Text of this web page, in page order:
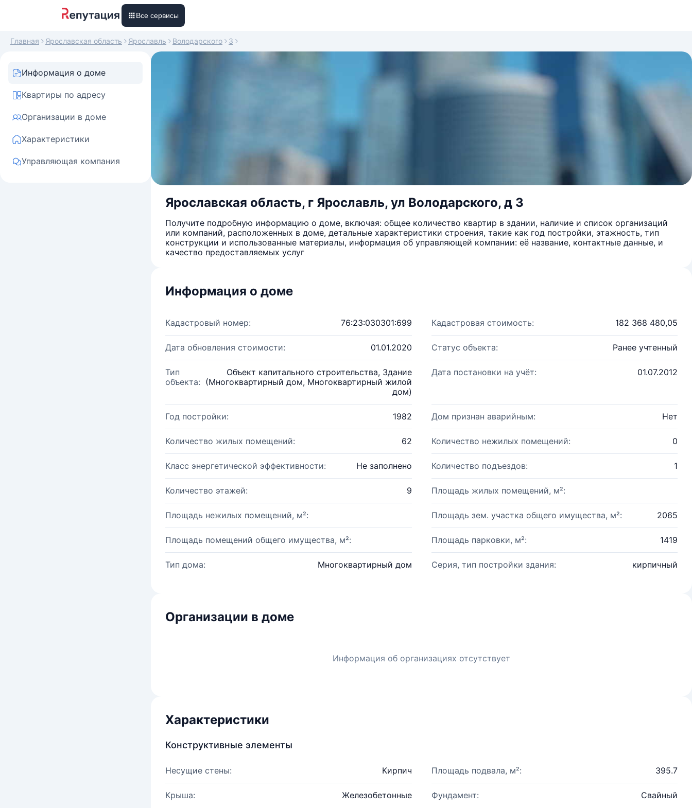
Все сервисы
Главная Ярославская область Ярославль Володарского 3
Информация о доме
Квартиры по адресу
Организации в доме
Характеристики
Управляющая компания
Ярославская область, г Ярославль, ул Володарского, д 3
Получите подробную информацию о доме, включая: общее количество квартир в здании, наличие и список организаций
или компаний, расположенных в доме, детальные характеристики строения, такие как год постройки, этажность, тип
конструкции и использованные материалы, информация об управляющей компании: её название, контактные данные, и
качество предоставляемых услуг
Информация о доме
Кадастровый номер: 76:23:030301:699 Кадастровая стоимость: 182 368 480,05
Дата обновления стоимости: 01.01.2020 Статус объекта: Ранее учтенный
Тип
объекта:
Объект капитального строительства, Здание
(Многоквартирный дом, Многоквартирный жилой
дом)
Дата постановки на учёт: 01.07.2012
Год постройки: 1982 Дом признан аварийным: Нет
Количество жилых помещений: 62 Количество нежилых помещений: 0
Класс энергетической эффективности: Не заполнено Количество подъездов: 1
Количество этажей: 9 Площадь жилых помещений, м²:
Площадь нежилых помещений, м²: Площадь зем. участка общего имущества, м²: 2065
Площадь помещений общего имущества, м²: Площадь парковки, м²: 1419
Тип дома: Многоквартирный дом Серия, тип постройки здания: кирпичный
Организации в доме
Информация об организациях отсутствует
Характеристики
Конструктивные элементы
Несущие стены: Кирпич Площадь подвала, м²: 395.7
Крыша: Железобетонные Фундамент: Свайный